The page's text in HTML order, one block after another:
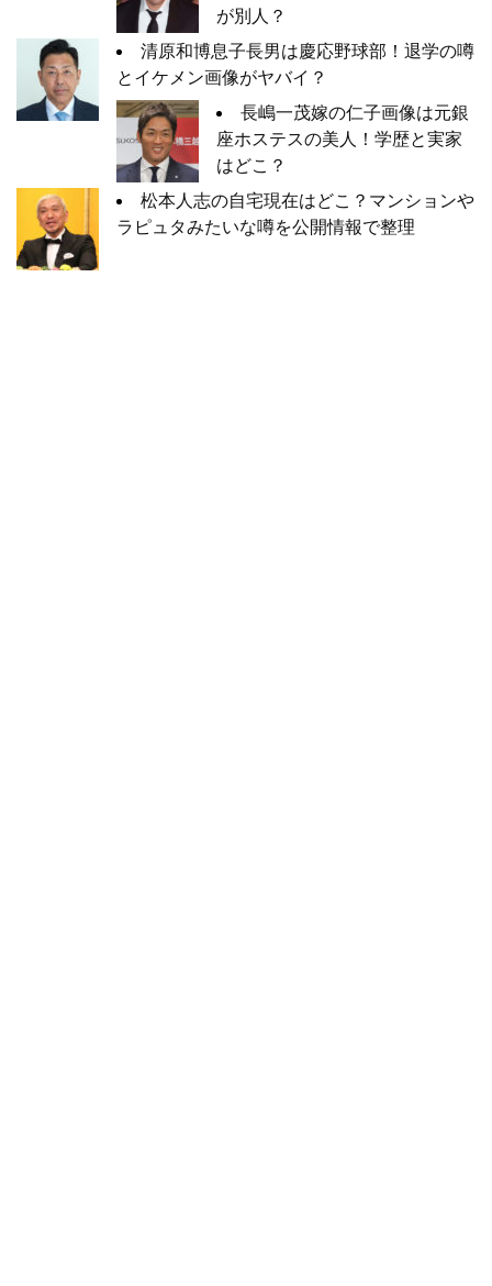
が別人？
清原和博息子長男は慶応野球部！退学の噂
とイケメン画像がヤバイ？
長嶋一茂嫁の仁子画像は元銀
座ホステスの美人！学歴と実家
はどこ？
松本人志の自宅現在はどこ？マンションや
ラピュタみたいな噂を公開情報で整理